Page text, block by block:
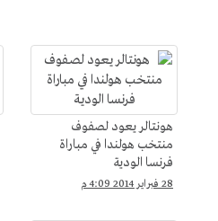
هونتالر يعود لصفوف
منتخب هولندا في مباراة
فرنسا الودية
28 فبراير 2014 4:09 م